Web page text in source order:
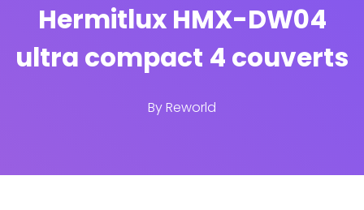
Hermitlux HMX-DW04
ultra compact 4 couverts
ByReworld